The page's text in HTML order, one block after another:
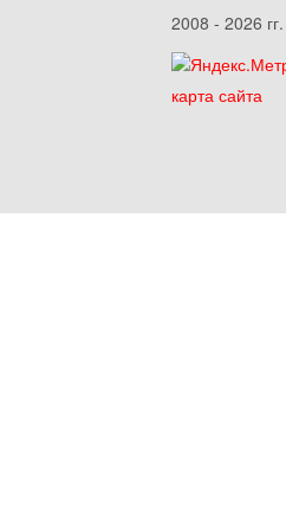
2008 - 2026 гг.
карта сайта